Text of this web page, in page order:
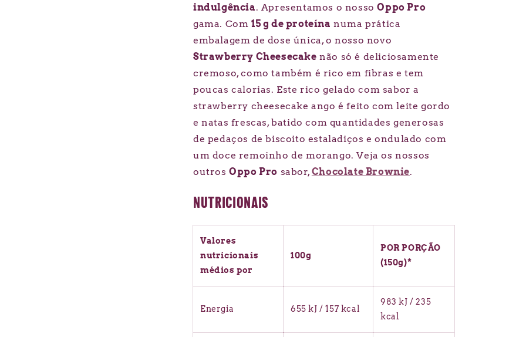
indulgência. Apresentamos o nossoOppo Pro
gama. Com 15 g de proteína numa prática
embalagem de dose única, o nosso novo
Strawberry Cheesecake não só é deliciosamente
cremoso, como também é rico em fibras e tem
poucas calorias. Este rico gelado com sabor a
strawberry cheesecake ango é feito com leite gordo
e natas frescas, batido com quantidades generosas
de pedaços de biscoito estaladiços e ondulado com
um doce remoinho de morango. Veja os nossos
outrosOppo Pro sabor,Chocolate Brownie.
NUTRICIONAIS
Valores
nutricionais
médios por
100g
POR PORÇÃO
(150g)*
Energia 655 kJ / 157 kcal
983 kJ / 235
kcal